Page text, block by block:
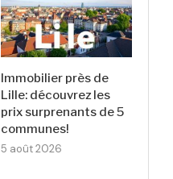
Immobilier près de
Lille: découvrez les
prix surprenants de 5
communes!
5 août 2026